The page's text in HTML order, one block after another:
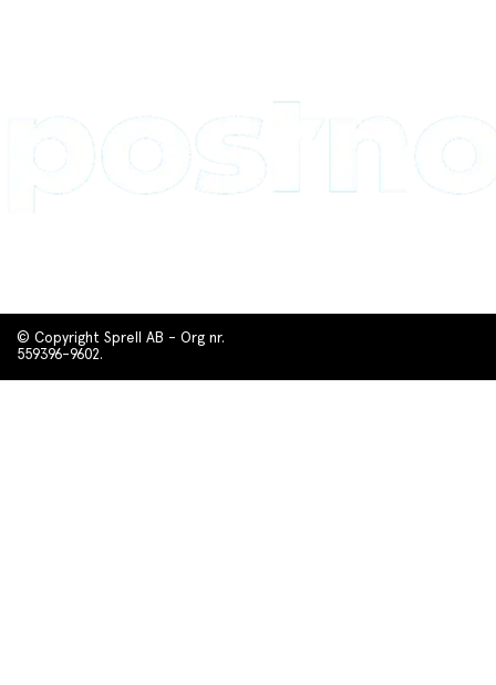
© Copyright Sprell AB - Org nr.
559396-9602.